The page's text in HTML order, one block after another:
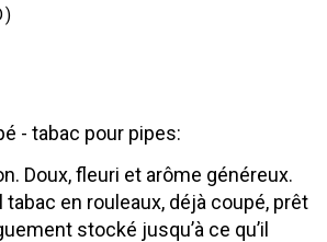
- tabac pour pipes:
Doux, fleuri et arôme généreux.
en rouleaux, déjà coupé, prêt
stocké jusqu’à ce qu’il